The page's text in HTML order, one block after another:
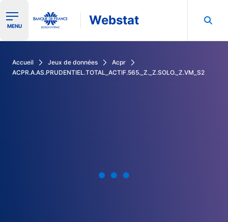
Ouvrir le menu de navigation
MENU Webstat
Accueil Jeux de données
Acpr
ACPR.A.AS.PRUDENTIEL.TOTAL_ACTIF.565._Z._Z.SOLO._Z.VM_S2